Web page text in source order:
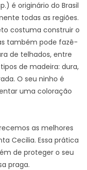
é originário do Brasil
todas as regiões.
costuma construir o
também pode fazê-
de telhados, entre
de madeira: dura,
O seu ninho é
uma coloração
as melhores
Cecilia. Essa prática
de proteger o seu
praga.